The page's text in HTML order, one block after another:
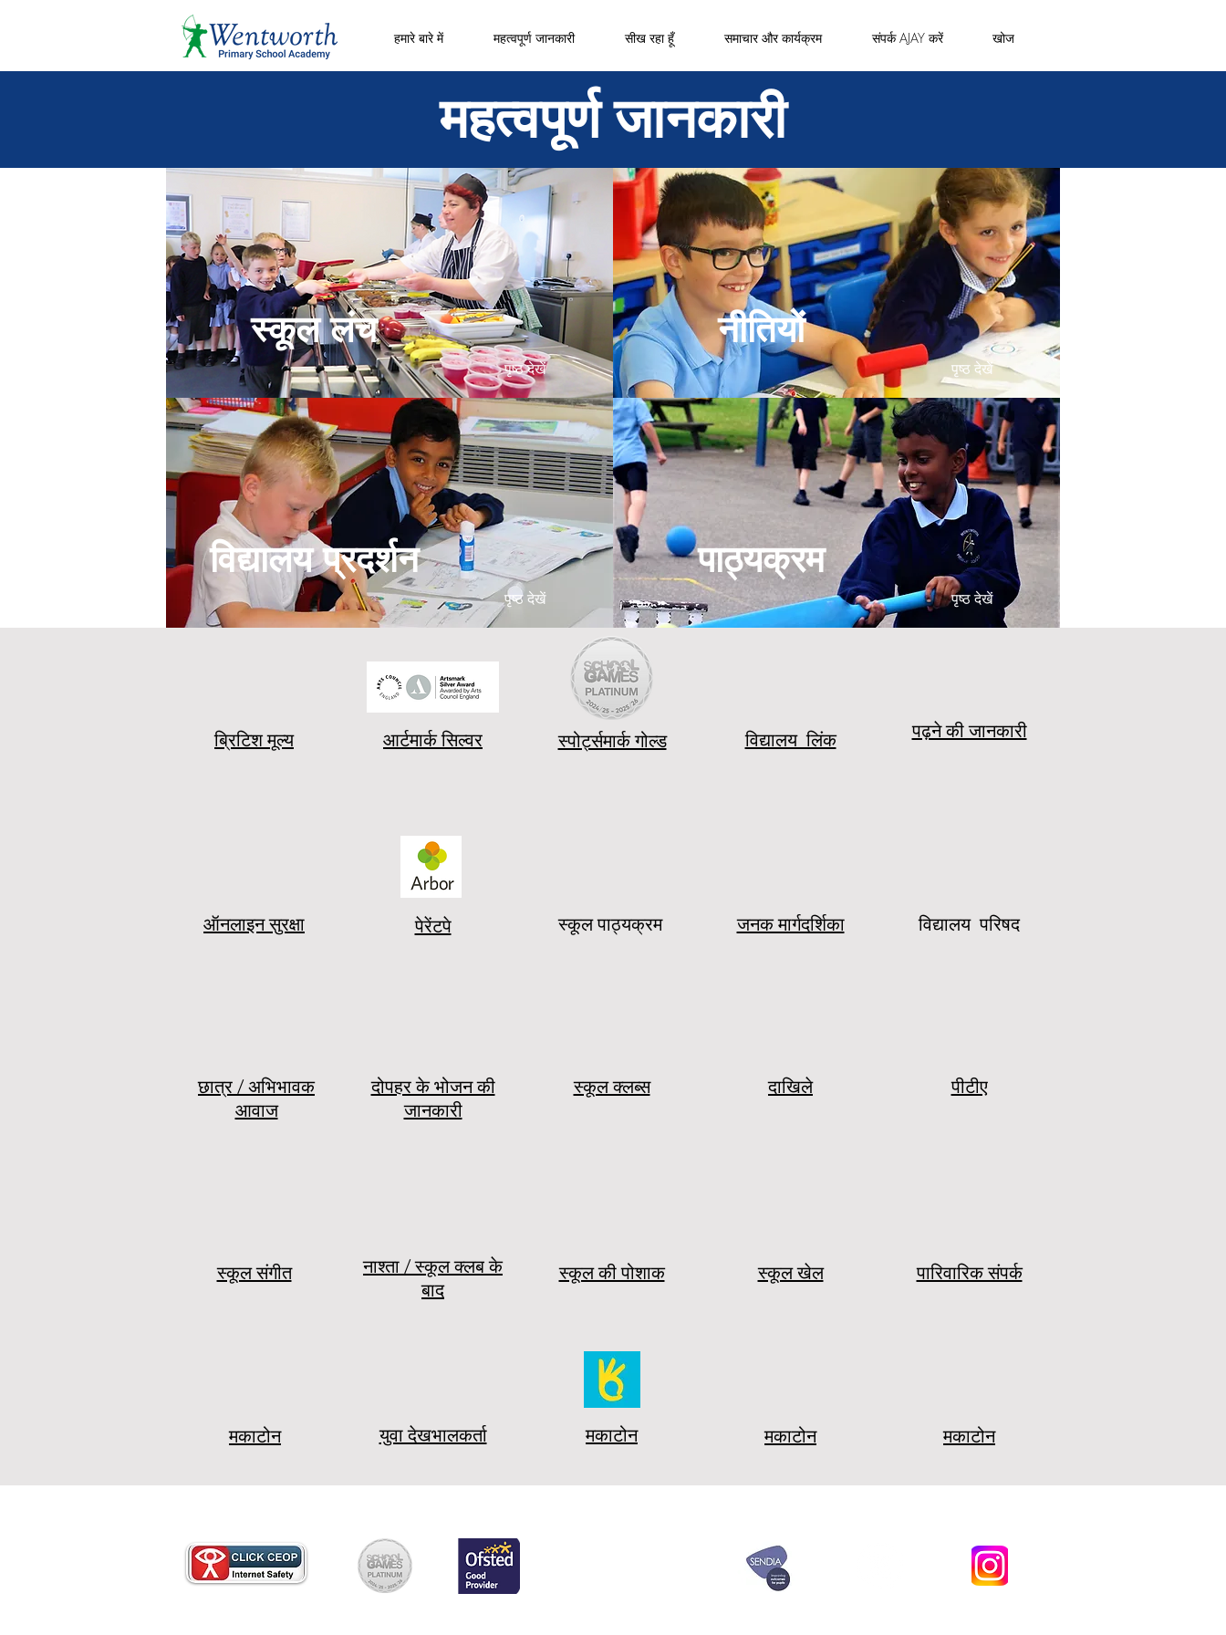
हमारे बारे में महत्वपूर्ण जानकारी सीख रहा हूँ समाचार और कार्यक्रम संपर्क AJAY करें खोज
महत्वपूर्ण जानकारी
स्कूल लंच
पृष्ठ देखें
विद्यालय प्रदर्शन
पृष्ठ देखें
नीतियों
पृष्ठ देखें
पाठ्यक्रम
पृष्ठ देखें
ब्रिटिश मूल्य आर्टमार्क सिल्वर स्पोर्ट्समार्क गोल्ड विद्यालय लिंक पढ़ने की जानकारी
ऑनलाइन सुरक्षा पेरेंटपे स्कूल पाठ्यक्रम जनक मार्गदर्शिका विद्यालय परिषद
छात्र / अभिभावक
आवाज
दोपहर के भोजन की
जानकारी
स्कूल क्लब्स दाखिले पीटीए
स्कूल संगीत
नाश्ता / स्कूल क्लब के
बाद
स्कूल की पोशाक स्कूल खेल पारिवारिक संपर्क
युवा देखभालकर्ता
मकाटोन मकाटोन मकाटोन मकाटोन